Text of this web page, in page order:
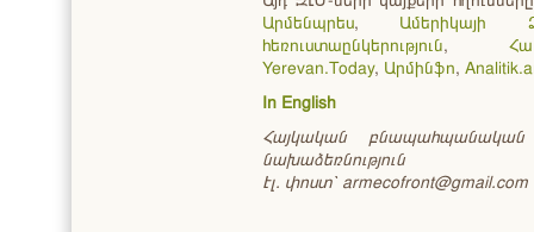
Արմենպրես, Ամերիկայի
հեռուստաընկերություն,
Yerevan.Today, Արմինֆո,
In English
Հայկական
նախաձեռնություն
Էլ. փոստ՝ armecofront@gmail.com